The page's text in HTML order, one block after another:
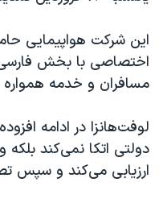
این شرکت هواپیمایی
اختصاصی با بخش فارسی
مسافران و خدمه
لوفت‌هانزا در ادامه
دولتی اتکا نمی‌کند بلکه
ارزیابی می‌کند و سپس